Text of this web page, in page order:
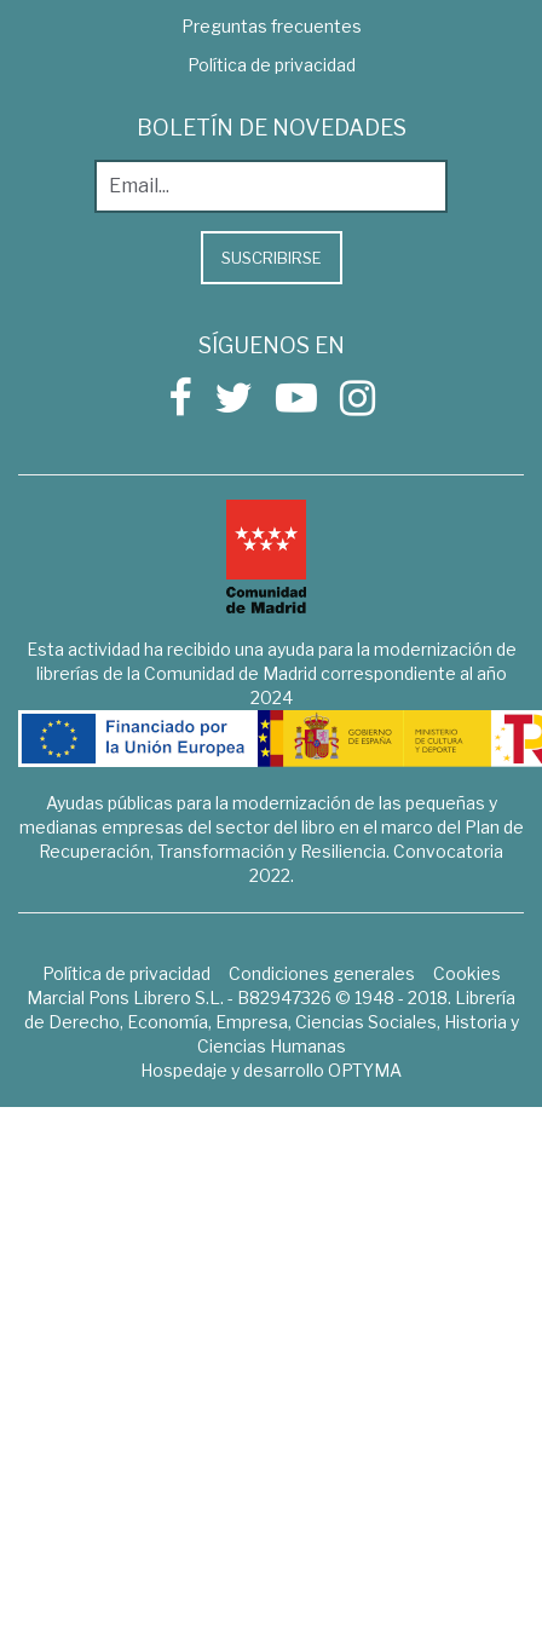
Preguntas frecuentes
Política de privacidad
BOLETÍN DE NOVEDADES
SUSCRIBIRSE
SÍGUENOS EN
Esta actividad ha recibido una ayuda para la modernización de
librerías de la Comunidad de Madrid correspondiente al año
2024
Ayudas públicas para la modernización de las pequeñas y
medianas empresas del sector del libro en el marco del Plan de
Recuperación, Transformación y Resiliencia. Convocatoria
2022.
Política de privacidad Condiciones generales
Cookies
Marcial Pons Librero S.L. - B82947326 © 1948 - 2018. Librería
de Derecho, Economía, Empresa, Ciencias Sociales, Historia y
Ciencias Humanas
Hospedaje y desarrollo OPTYMA